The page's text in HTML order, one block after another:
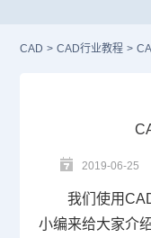
CAD > CAD行业教程 >
2019-06-25
我们使用
小编来给大家介